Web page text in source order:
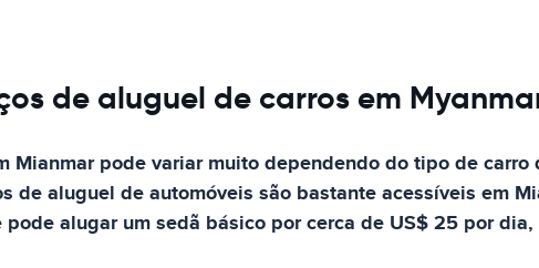
de aluguel de carros em
Mianmar pode variar muito dependendo do tipo de
de aluguel de automóveis são bastante acessíveis em
pode alugar um sedã básico por cerca de US$ 25 por